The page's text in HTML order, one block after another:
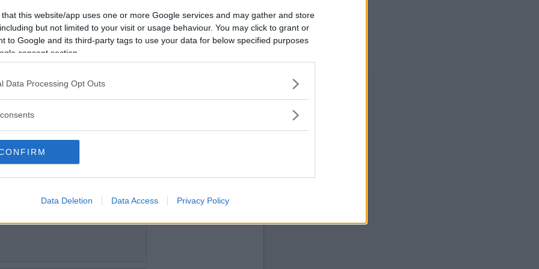
that this website/app uses one or more Google services and may gather and store
but not limited to your visit or usage behaviour. You may click to grant or
to Google and its third-party tags to use your data for below specified purposes
consent section.
Data Processing Opt Outs
Data Deletion Data Access Privacy Policy
blir det idag
Vill du bli
medlem?